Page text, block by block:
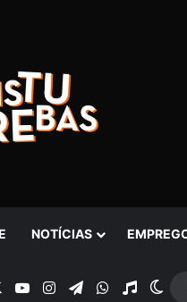
NOTÍCIAS
YouTubeInstagramTelegramWhatsApp
Rádio